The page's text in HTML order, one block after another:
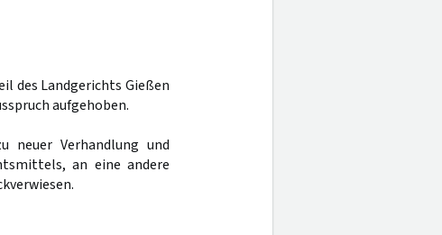
des Landgerichts Gießen
aufgehoben.
neuer Verhandlung und
an eine andere